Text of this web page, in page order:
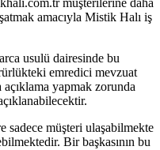
müşterilerine daha
amacıyla Mistik Halı iş
usulü dairesinde bu
emredici mevzuat
yapmak zorunda
müşteri ulaşabilmekte
Bir başkasının bu